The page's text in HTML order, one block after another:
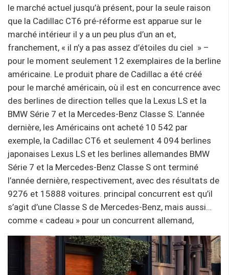
le marché actuel jusqu’à présent, pour la seule raison
que la Cadillac CT6 pré-réforme est apparue sur le
marché intérieur il y a un peu plus d’un an et,
franchement, « il n’y a pas assez d’étoiles du ciel » –
pour le moment seulement 12 exemplaires de la berline
américaine. Le produit phare de Cadillac a été créé
pour le marché américain, où il est en concurrence avec
des berlines de direction telles que la Lexus LS et la
BMW Série 7 et la Mercedes-Benz Classe S. L’année
dernière, les Américains ont acheté 10 542 par
exemple, la Cadillac CT6 et seulement 4 094 berlines
japonaises Lexus LS et les berlines allemandes BMW
Série 7 et la Mercedes-Benz Classe S ont terminé
l’année dernière, respectivement, avec des résultats de
9276 et 15888 voitures. principal concurrent est qu’il
s’agit d’une Classe S de Mercedes-Benz, mais aussi…
comme « cadeau » pour un concurrent allemand,